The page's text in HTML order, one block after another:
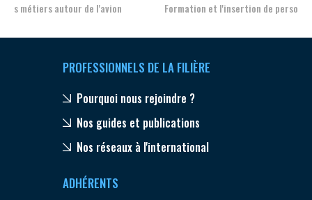
Formation et l'insertion de personnes en situation de handicap
PROFESSIONNELS DE LA FILIÈRE
Pourquoi nous rejoindre ?
Nos guides et publications
Nos réseaux à l'international
ADHÉRENTS